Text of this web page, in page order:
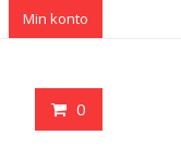
Min konto
0